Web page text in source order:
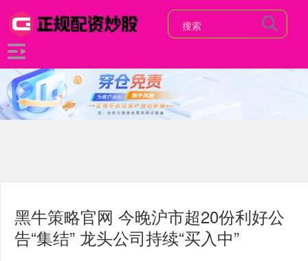
黑牛策略官网 今晚沪市超20份利好公
告“集结” 龙头公司持续“买入中”